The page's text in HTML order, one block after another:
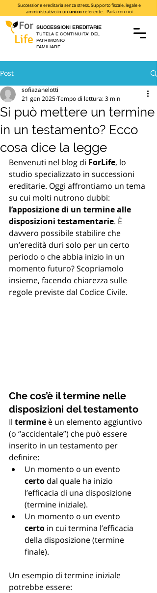
For
Life
SUCCESSIONI EREDITARIE
TUTELA E CONTINUITA' DEL
PATRIMONIO
FAMILIARE
Successione ereditaria senza stress. Supporto fiscale, legale e
amministrativo in un unicoreferente. Parla con noi
Post
Si può mettere un termine
in un testamento? Ecco
cosa dice la legge
sofiazanelotti
21 gen 2025Tempo di lettura: 3 min
Benvenuti nel blog di ForLife, lo
studio specializzato in successioni
ereditarie. Oggi affrontiamo un tema
su cui molti nutrono dubbi:
l’apposizione di un termine alle
disposizioni testamentarie. È
davvero possibile stabilire che
un’eredità duri solo per un certo
periodo o che abbia inizio in un
momento futuro? Scopriamolo
insieme, facendo chiarezza sulle
regole previste dal Codice Civile.
Che cos’è il termine nelle
disposizioni del testamento
Il termine è un elemento aggiuntivo
(o “accidentale”) che può essere
inserito in un testamento per
definire:
Un momento o un evento
certo dal quale ha inizio
l’efficacia di una disposizione
(termine iniziale).
Un momento o un evento
certo in cui termina l’efficacia
della disposizione (termine
finale).
Un esempio di termine iniziale
potrebbe essere: